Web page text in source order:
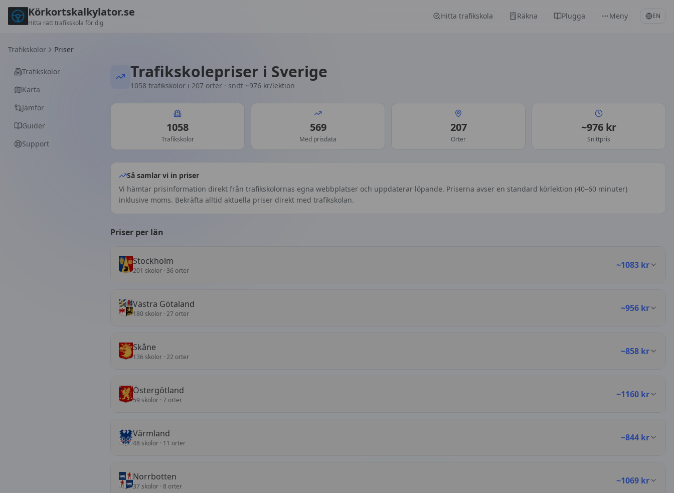
Körkortskalkylator.se
Hitta rätt trafikskola för dig
Hitta trafikskola Räkna Plugga Meny EN
Trafikskolor Priser
Trafikskolor
Karta
Jämför
Guider
Support
Trafikskolepriser i Sverige
1058 trafikskolor i 207 orter · snitt ~976 kr/lektion
1058
Trafikskolor
569
Med prisdata
207
Orter
~976 kr
Snittpris
Så samlar vi in priser
Vi hämtar prisinformation direkt från trafikskolornas egna webbplatser och uppdaterar löpande. Priserna avser en standard körlektion (40–60 minuter)
inklusive moms. Bekräfta alltid aktuella priser direkt med trafikskolan.
Priser per län
Stockholm
201 skolor · 36 orter
~1083 kr
Västra Götaland
180 skolor · 27 orter
~956 kr
Skåne
136 skolor · 22 orter
~858 kr
Östergötland
59 skolor · 7 orter
~1160 kr
Värmland
48 skolor · 11 orter
~844 kr
Norrbotten
37 skolor · 8 orter
~1069 kr